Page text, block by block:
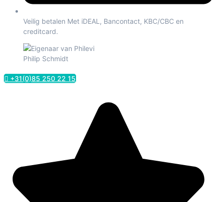
Veilig betalen Met iDEAL, Bancontact, KBC/CBC en
creditcard.
Philip Schmidt
+31(0)85 250 22 15